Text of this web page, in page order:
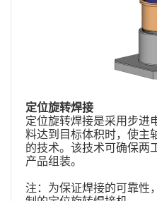
定位旋转焊接
定位旋转焊接是采用步进
料达到目标体积时，使主
的技术。该技术可确保两
产品组装。
注：为保证焊接的可靠性